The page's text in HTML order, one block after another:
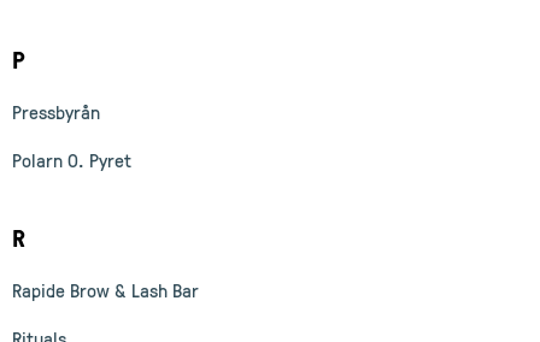
P
Pressbyrån
Polarn O. Pyret
R
Rapide Brow & Lash Bar